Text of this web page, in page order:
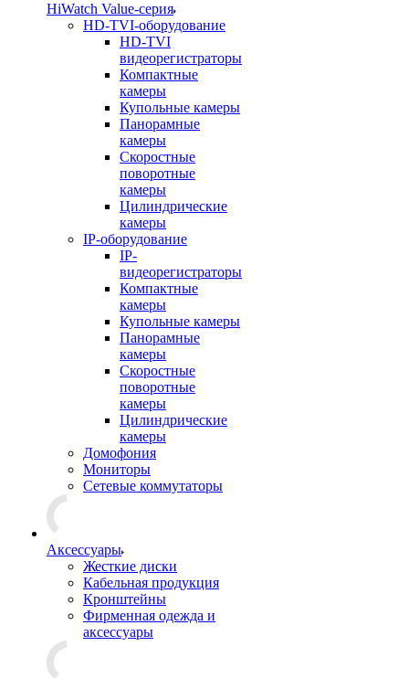
HiWatch Value-серия
HD-TVI-оборудование
HD-TVI
видеорегистраторы
Компактные
камеры
Купольные камеры
Панорамные
камеры
Скоростные
поворотные
камеры
Цилиндрические
камеры
IP-оборудование
IP-
видеорегистраторы
Компактные
камеры
Купольные камеры
Панорамные
камеры
Скоростные
поворотные
камеры
Цилиндрические
камеры
Домофония
Мониторы
Сетевые коммутаторы
Аксессуары
Жесткие диски
Кабельная продукция
Кронштейны
Фирменная одежда и
аксессуары